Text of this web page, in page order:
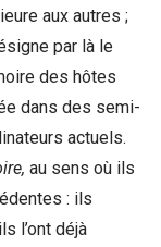
aux autres ;
par là le
des hôtes
dans des semi-
actuels.
au sens où ils
: ils
l’ont déjà